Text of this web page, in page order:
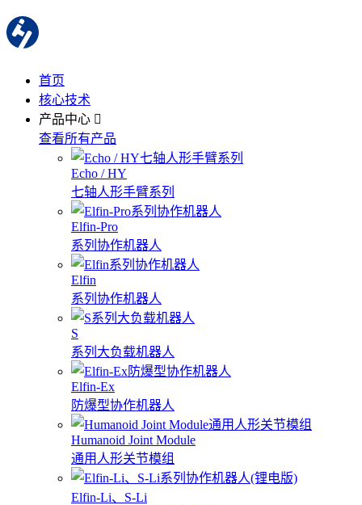
首页
核心技术
产品中心
查看所有产品
Echo / HY
七轴人形手臂系列
Elfin-Pro
系列协作机器人
Elfin
系列协作机器人
S
系列大负载机器人
Elfin-Ex
防爆型协作机器人
Humanoid Joint Module
通用人形关节模组
Elfin-Li、S-Li